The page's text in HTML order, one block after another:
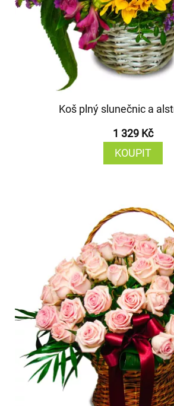
Koš plný slunečnic a
1 329 Kč
KOUPIT